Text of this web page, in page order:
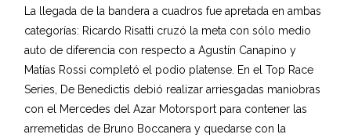
La llegada de la bandera a cuadros fue apretada en ambas
categorías: Ricardo Risatti cruzó la meta con sólo medio
auto de diferencia con respecto a Agustín Canapino y
Matías Rossi completó el podio platense. En el Top Race
Series, De Benedictis debió realizar arriesgadas maniobras
con el Mercedes del Azar Motorsport para contener las
arremetidas de Bruno Boccanera y quedarse con la